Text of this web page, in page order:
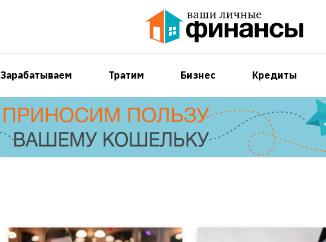
Зарабатываем Тратим Бизнес Кредиты